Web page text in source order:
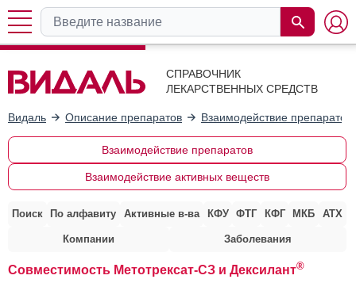
СПРАВОЧНИК
ЛЕКАРСТВЕННЫХ СРЕДСТВ
Видаль Описание препаратов Взаимодействие препаратов
Взаимодействие препаратов
Взаимодействие активных веществ
Поиск По алфавиту Активные в-ва КФУ ФТГ КФГ МКБ АТХ
Компании Заболевания
Совместимость Метотрексат-СЗ и Дексилант®